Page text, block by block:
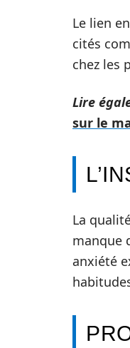
Le lien
cités
chez les
Lire
sur le
La
manque
anxiété